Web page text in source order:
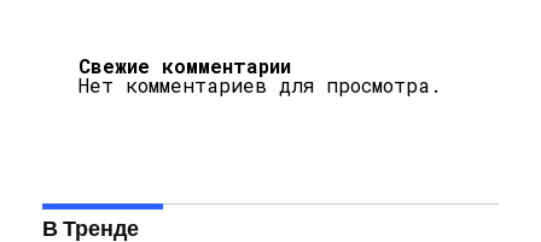
Свежие комментарии
Нет комментариев для просмотра.
В Тренде